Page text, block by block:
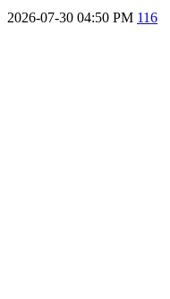
2026-07-30 04:50 PM 116